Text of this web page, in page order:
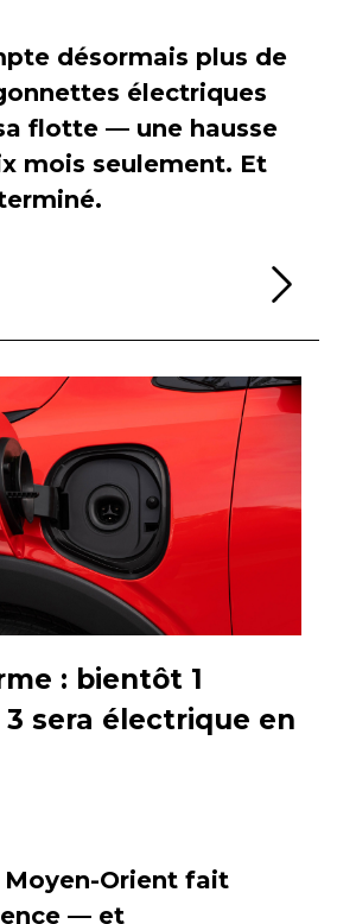
désormais plus de
électriques
flotte — une hausse
mois seulement. Et
: bientôt 1
sera électrique en
Orient fait
— et